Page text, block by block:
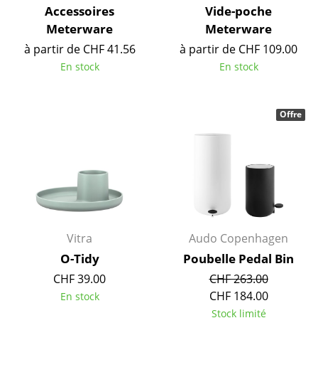
Appliques murales
Luminaires d’extérieur
Lits doubles
Lits simples
Lits enfants
Tables de chevet et Accessoires de lit
Accessoires
Meterware
à partir de CHF 41.56
En stock
Vide-poche
Meterware
à partir de CHF 109.00
En stock
Vitra
O-Tidy
CHF 39.00
En stock
Audo Copenhagen
Poubelle Pedal Bin
CHF 263.00
CHF 184.00
Stock limité
Offre